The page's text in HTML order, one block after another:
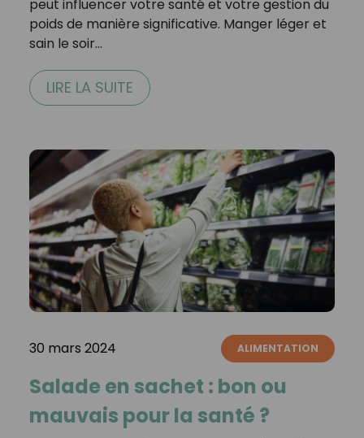
peut influencer votre santé et votre gestion du
poids de manière significative. Manger léger et
sain le soir…
LIRE LA SUITE
30 mars 2024 ALIMENTATION
Salade en sachet : bon ou
mauvais pour la santé ?